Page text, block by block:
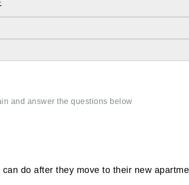
and answer the questions below
do after they move to their new